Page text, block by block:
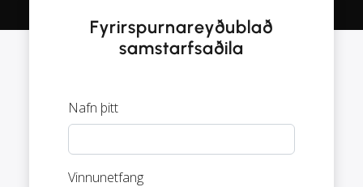
Fyrirspurnareyðublað
samstarfsaðila
Nafn þitt
Vinnunetfang